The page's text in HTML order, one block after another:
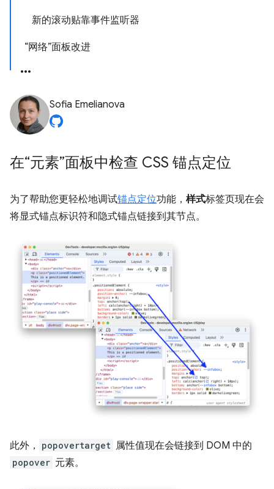
新的滚动贴靠事件监听器
“网络”面板改进
Sofia Emelianova
在“元素”面板中检查 CSS 锚点定位
为了帮助您更轻松地调试锚点定位功能， 样式标签页现在会
将显式锚点标识符和隐式锚点链接到其节点。
此外， popovertarget 属性值现在会链接到 DOM 中的
popover 元素。